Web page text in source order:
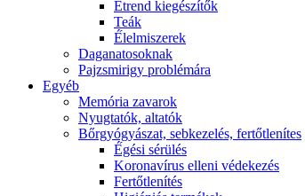
É́trend kiegészítők
Teák
É́lelmiszerek
Daganatosoknak
Pajzsmirigy problémára
Egyéb
Memória zavarok
Nyugtatók, altatók
Bőrgyógyászat, sebkezelés, fertőtlenítes
É́gési sérülés
Koronavírus elleni védekezés
Fertőtlenítés